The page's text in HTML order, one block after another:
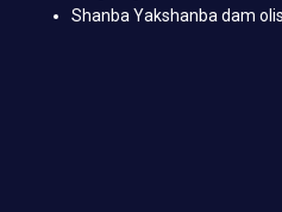
Shanba Yakshanba dam